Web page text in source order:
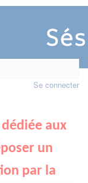
Se connecter
aux
un
par la